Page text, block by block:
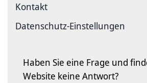
Kontakt
Datenschutz-Einstellungen
Haben Sie eine Frage und
Website keine Antwort?